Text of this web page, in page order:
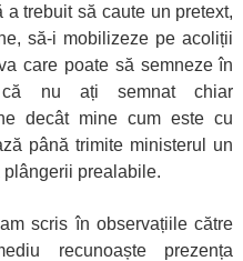
trebuit să caute un pretext,
să-i mobilizeze pe acoliții
care poate să semneze în
că nu ați semnat chiar
decât mine cum este cu
până trimite ministerul un
plângerii prealabile.
scris în observațiile către
recunoaște prezența